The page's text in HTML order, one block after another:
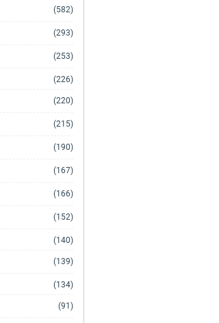
(582)
(293)
(253)
(226)
(220)
(215)
(190)
(167)
(166)
(152)
(140)
(139)
(134)
(91)